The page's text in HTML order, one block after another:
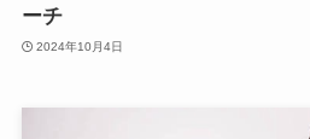
ーチ
2024年10月4日